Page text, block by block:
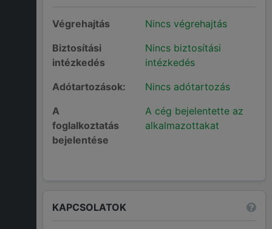
Végrehajtás
Nincs végrehajtás
Biztosítási
intézkedés
Nincs biztosítási
intézkedés
Adótartozások:
Nincs adótartozás
A
foglalkoztatás
bejelentése
A cég bejelentette az
alkalmazottakat
KAPCSOLATOK